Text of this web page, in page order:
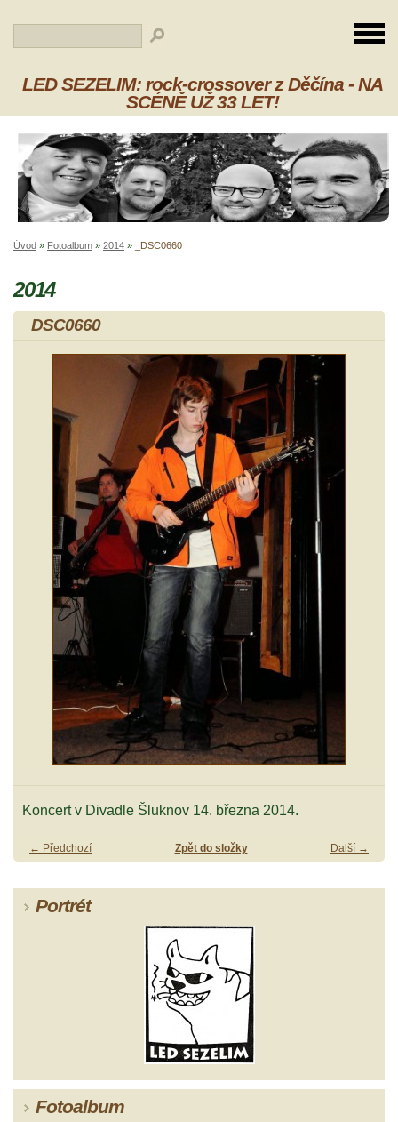
LED SEZELIM: rock-crossover z Děčína - NA
SCÉNĚ UŽ 33 LET!
Úvod » Fotoalbum » 2014 » _DSC0660
2014
_DSC0660
Koncert v Divadle Šluknov 14. března 2014.
← Předchozí Další →
Zpět do složky
Portrét
Fotoalbum